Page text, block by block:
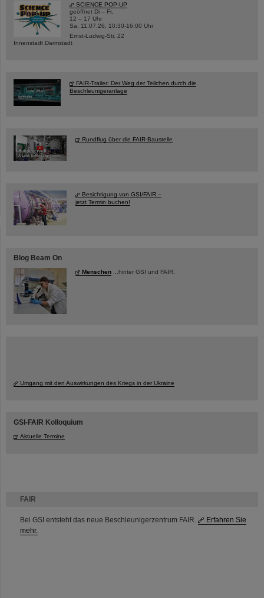
FAIR
Bei GSI entsteht das neue Beschleunigerzentrum FAIR.
Erfahren Sie
mehr.
SCIENCE POP-UP
geöffnet Di – Fr,
12 – 17 Uhr
Sa, 11.07.26, 10:30-16:00 Uhr
Ernst-Ludwig-Str. 22
Innenstadt Darmstadt
FAIR-Trailer: Der Weg der Teilchen durch die
Beschleunigeranlage
Rundflug über die FAIR-Baustelle
Besichtigung von GSI/FAIR –
jetzt Termin buchen!
Blog Beam On
Menschen ...hinter GSI und FAIR.
Umgang mit den Auswirkungen des Kriegs in der Ukraine
GSI-FAIR Kolloquium
Aktuelle Termine